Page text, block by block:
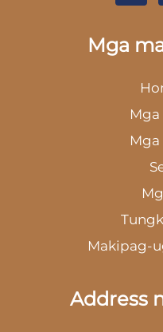
Mga
Makipag-
Address